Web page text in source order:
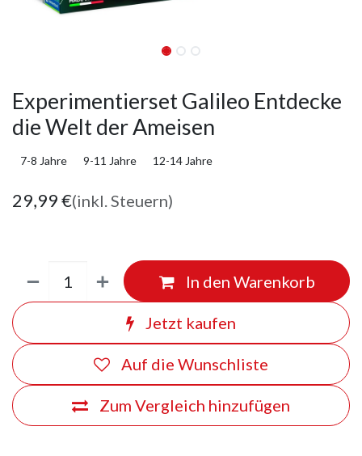
Experimentierset Galileo Entdecke
die Welt der Ameisen
7-8 Jahre 9-11 Jahre 12-14 Jahre
29,99€(inkl. Steuern)
In den Warenkorb
Jetzt kaufen
Zum Vergleich hinzufügen
Auf die Wunschliste